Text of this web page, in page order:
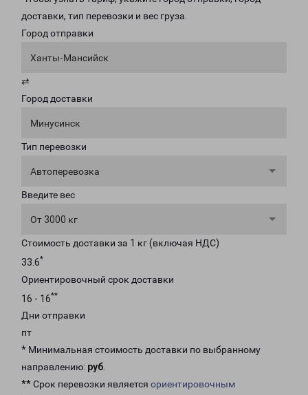
доставки, тип перевозки и вес груза.
Город отправки
Ханты-Мансийск
⇄
Город доставки
Минусинск
Тип перевозки
Автоперевозка
Введите вес
От 3000 кг
Стоимость доставки за 1 кг (включая НДС)
33.6*
Ориентировочный срок доставки
16 - 16**
Дни отправки
пт
* Минимальная стоимость доставки по выбранному
направлению: руб.
** Срок перевозки является ориентировочным